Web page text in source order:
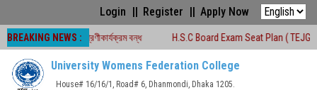
Login Register Apply Now
BREAKING NEWS :
সময়ে শ্রেণীকার্যক্রম বন্ধ H.S.C Board Exam Seat Plan ( TEJGAON
University Womens Federation College
House# 16/16/1, Road# 6, Dhanmondi, Dhaka 1205.